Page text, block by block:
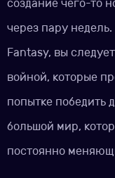
создание чего-то
через пару
Fantasy, вы
войной, которые
попытке победить
большой мир,
постоянно